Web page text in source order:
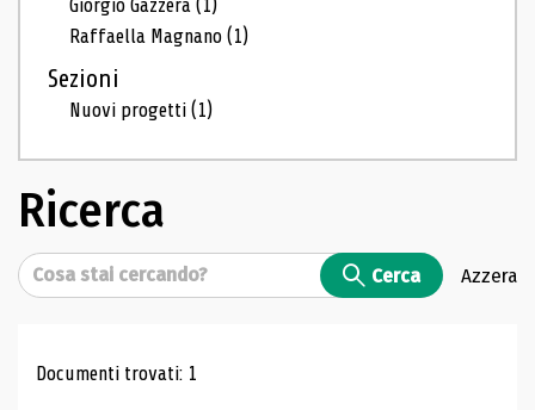
Giorgio Gazzera(1)
Raffaella Magnano(1)
Sezioni
Nuovi progetti(1)
Ricerca
Cerca Cerca Azzera
Risultati di ricerca
Documenti trovati: 1